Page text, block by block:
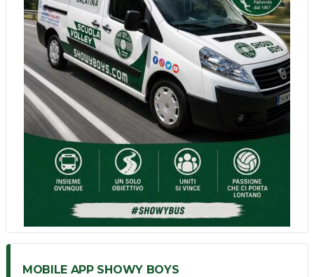
MOBILE APP SHOWY BOYS